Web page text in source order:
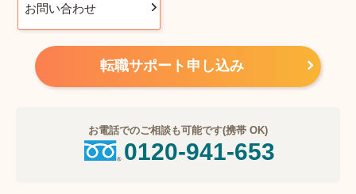
お問い合わせ
転職サポート申し込み
お電話でのご相談も可能です(携帯 OK)
0120-941-653